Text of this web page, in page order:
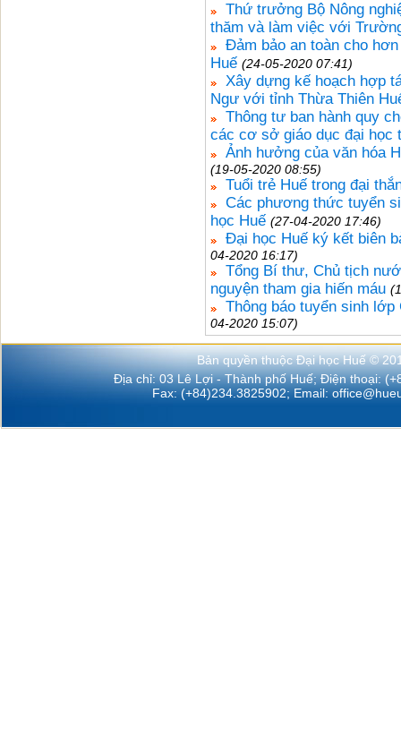
Thứ trưởng Bộ Nông
thăm và làm việc với
Đảm bảo an toàn cho
Huế (24-05-2020 07:41)
Xây dựng kế hoạch hợp
Ngư với tỉnh Thừa Thiên
Thông tư ban hành quy
các cơ sở giáo dục đại học
Ảnh hưởng của văn hóa
(19-05-2020 08:55)
Tuổi trẻ Huế trong đại
Các phương thức tuyển
học Huế (27-04-2020 17:46)
Đại học Huế ký kết biên
04-2020 16:17)
Tổng Bí thư, Chủ tịch
nguyện tham gia hiến máu
Thông báo tuyển sinh
04-2020 15:07)
Bản quyền thuộc Đại học Huế ©
Địa chỉ: 03 Lê Lợi - Thành phố Huế; Điện thoại:
Fax: (+84)234.3825902; Email: